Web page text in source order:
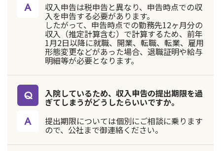
収入申告は税申告と異なり、申告時点での収
入を申告する必要があります。
したがって、申告時点での勤務先12ヶ月分の
収入（推定計算含む）で計算するため、前年
1月2日以降に就職、開業、転職、転業、雇用
形態変更などがあった場合、退職証明や給与
明細等が必要となります。
入院しているため、収入申告の提出期限を過
ぎてしまうがどうしたらいいですか。
提出期限については個別にご相談に乗ります
ので、公社まで御連絡ください。